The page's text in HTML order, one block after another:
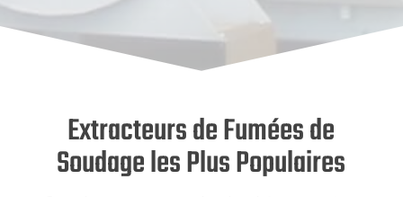
Extracteurs de Fumées de
Soudage les Plus Populaires